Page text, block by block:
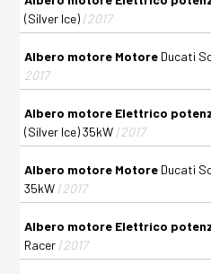
(Silver Ice) | 2017
Albero motore Motore Ducati
2017
Albero motore Elettrico
(Silver Ice) 35kW | 2017
Albero motore Motore Ducati
35kW | 2017
Albero motore Elettrico
Racer | 2017